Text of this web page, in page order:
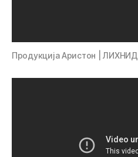
Продукција Аристон | ЛИХНИД